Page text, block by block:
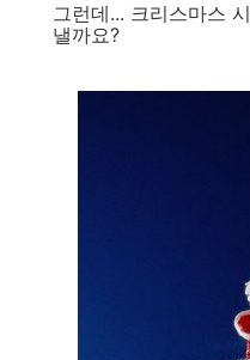
그런데... 크리스마스
낼까요?